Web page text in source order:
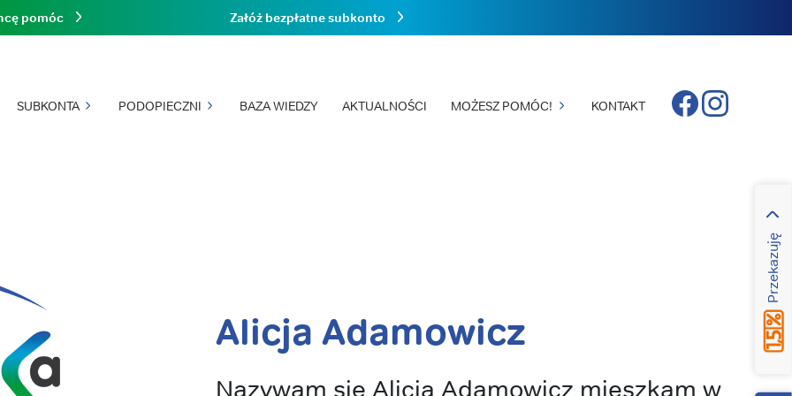
SUBKONTA PODOPIECZNI BAZA WIEDZY AKTUALNOŚCI MOŻESZ POMÓC! KONTAKT
Przekazuję
pomóc Załóż bezpłatne subkonto
FacebookInstagram
Alicja Adamowicz
Nazywam się Alicja Adamowicz mieszkam w